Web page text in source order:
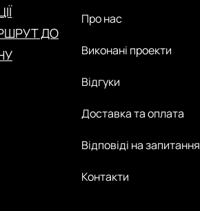
ДО
Про нас
Виконані проекти
Відгуки
Доставка та оплата
Відповіді на запитання
Контакти